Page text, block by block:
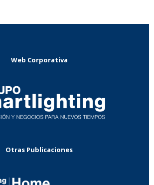
Web Corporativa
Otras Publicaciones